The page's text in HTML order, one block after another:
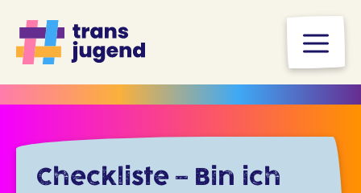
Inhalt
springen
Checkliste – Bin ich